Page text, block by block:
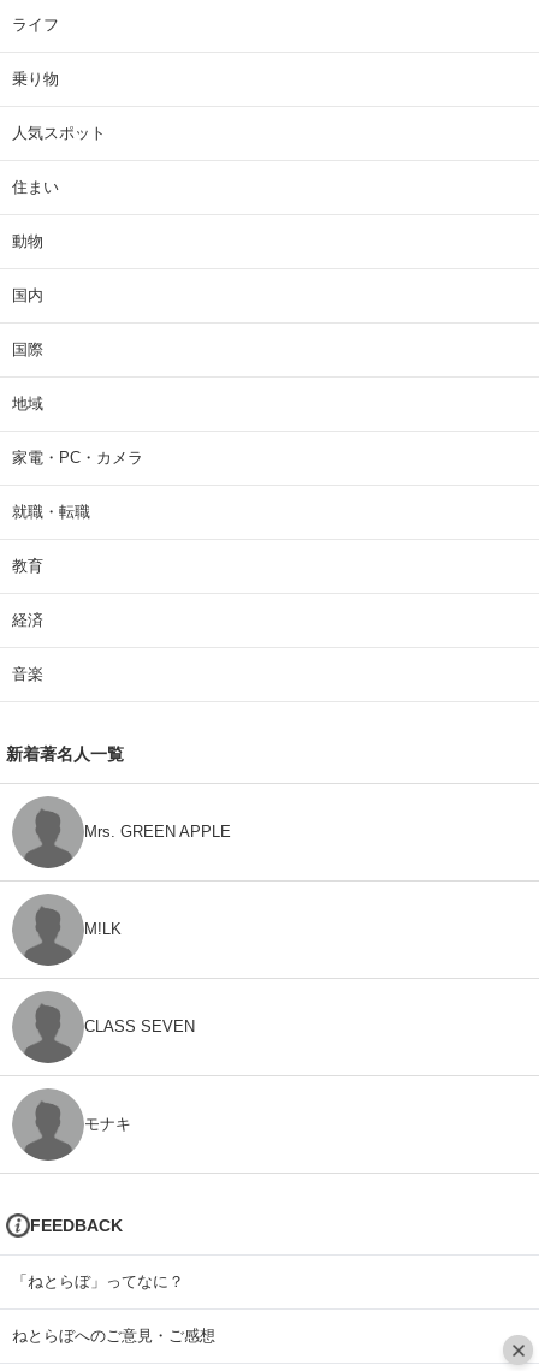
ライフ
乗り物
人気スポット
住まい
動物
国内
国際
地域
家電・PC・カメラ
就職・転職
教育
経済
音楽
新着著名人一覧
Mrs. GREEN APPLE
M!LK
CLASS SEVEN
モナキ
FEEDBACK
「ねとらぼ」ってなに？
ねとらぼへのご意見・ご感想